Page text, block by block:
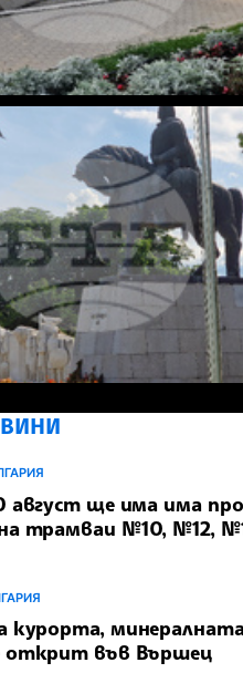
август ще има има
трамваи №10, №12,
курорта,
открит във Вършец